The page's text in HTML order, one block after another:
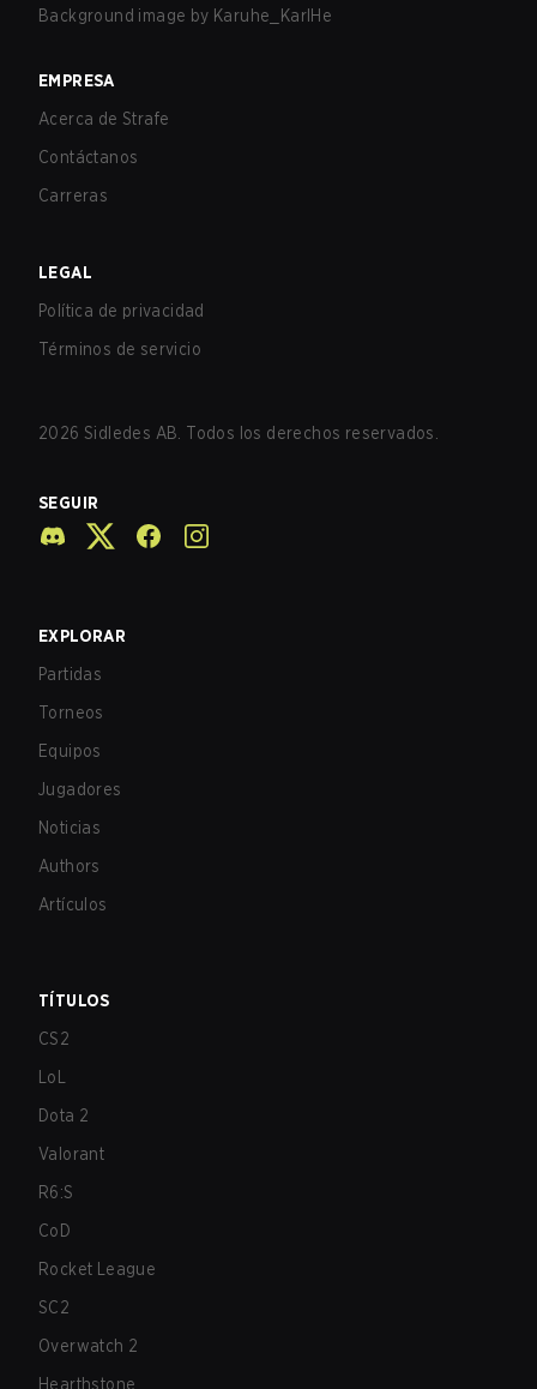
Background image by Karuhe_KarlHe
EMPRESA
Acerca de Strafe
Contáctanos
Carreras
LEGAL
Política de privacidad
Términos de servicio
2026 Sidledes AB. Todos los derechos reservados.
SEGUIR
EXPLORAR
Partidas
Torneos
Equipos
Jugadores
Noticias
Authors
Artículos
TÍTULOS
CS2
LoL
Dota 2
Valorant
R6:S
CoD
Rocket League
SC2
Overwatch 2
Hearthstone